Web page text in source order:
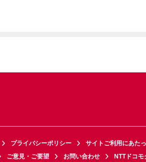
プライバシーポリシー サイトご利用にあた
ご意見・ご要望 お問い合わせ NTTドコ